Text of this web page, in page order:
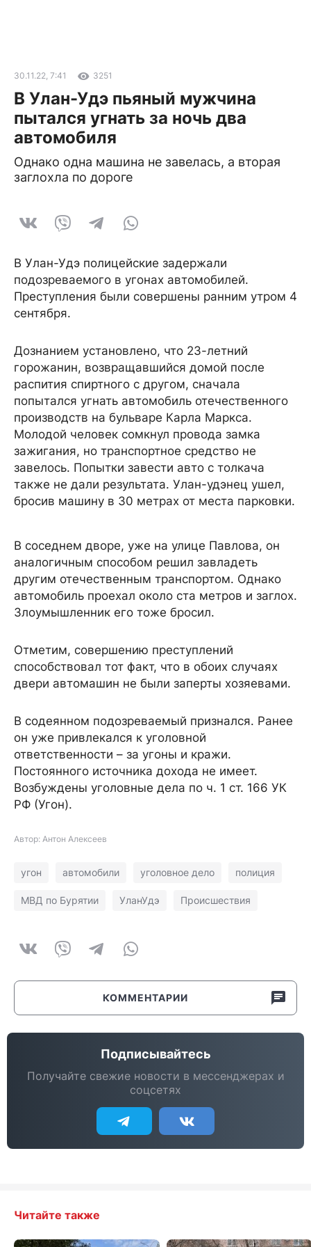
30.11.22, 7:41 3251
В Улан-Удэ пьяный мужчина
пытался угнать за ночь два
автомобиля
Однако одна машина не завелась, а вторая
заглохла по дороге
В Улан-Удэ полицейские задержали
подозреваемого в угонах автомобилей.
Преступления были совершены ранним утром 4
сентября.
Дознанием установлено, что 23-летний
горожанин, возвращавшийся домой после
распития спиртного с другом, сначала
попытался угнать автомобиль отечественного
производств на бульваре Карла Маркса.
Молодой человек сомкнул провода замка
зажигания, но транспортное средство не
завелось. Попытки завести авто с толкача
также не дали результата. Улан-удэнец ушел,
бросив машину в 30 метрах от места парковки.
В соседнем дворе, уже на улице Павлова, он
аналогичным способом решил завладеть
другим отечественным транспортом. Однако
автомобиль проехал около ста метров и заглох.
Злоумышленник его тоже бросил.
Отметим, совершению преступлений
способствовал тот факт, что в обоих случаях
двери автомашин не были заперты хозяевами.
В содеянном подозреваемый признался. Ранее
он уже привлекался к уголовной
ответственности – за угоны и кражи.
Постоянного источника дохода не имеет.
Возбуждены уголовные дела по ч. 1 ст. 166 УК
РФ (Угон).
Автор: Антон Алексеев
угон автомобили уголовное дело полиция
МВД по Бурятии УланУдэ Происшествия
КОММЕНТАРИИ
Подписывайтесь
Получайте свежие новости в мессенджерах и
соцсетях
Читайте также